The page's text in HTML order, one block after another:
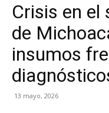
Crisis en el
de
insumos
13 mayo, 2026